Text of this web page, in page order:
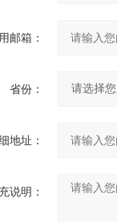
邮箱：
省份：
地址：
说明：